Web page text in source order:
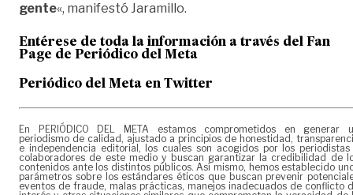
gente«, manifestó Jaramillo.
Entérese de toda la información a través del Fan
Page de Periódico del Meta
Periódico del Meta en Twitter
En PERIÓDICO DEL META estamos comprometidos en generar
periodismo de calidad, ajustado a principios de honestidad,
e independencia editorial, los cuales son acogidos por los periodistas
colaboradores de este medio y buscan garantizar la credibilidad de
contenidos ante los distintos públicos. Así mismo, hemos establecido
parámetros sobre los estándares éticos que buscan prevenir
eventos de fraude, malas prácticas, manejos inadecuados de conflicto